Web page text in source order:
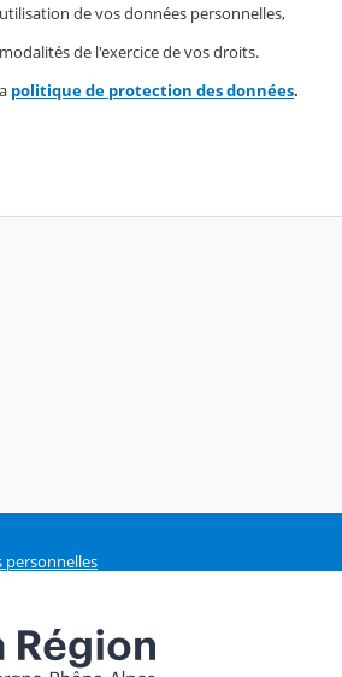
de vos données personnelles,
de l'exercice de vos droits.
politique de protection des données.
personnelles